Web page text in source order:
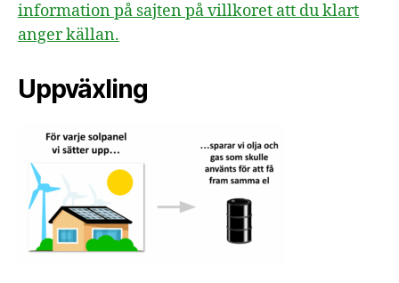
information på sajten på villkoret att du klart
anger källan.
Uppväxling